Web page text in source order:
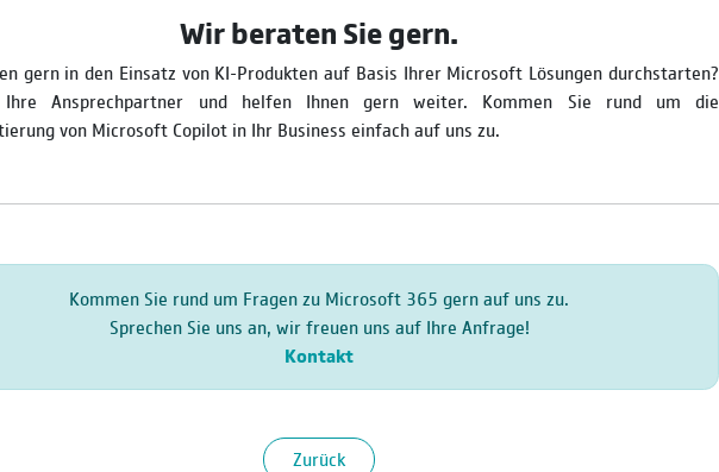
Wir beraten Sie gern.
gern in den Einsatz von KI-Produkten auf Basis Ihrer Microsoft Lösungen durchstarten?
Ansprechpartner und helfen Ihnen gern weiter. Kommen Sie rund um die
von Microsoft Copilot in Ihr Business einfach auf uns zu.
Kommen Sie rund um Fragen zu Microsoft 365 gern auf uns zu.
Sprechen Sie uns an, wir freuen uns auf Ihre Anfrage!
Kontakt
Zurück